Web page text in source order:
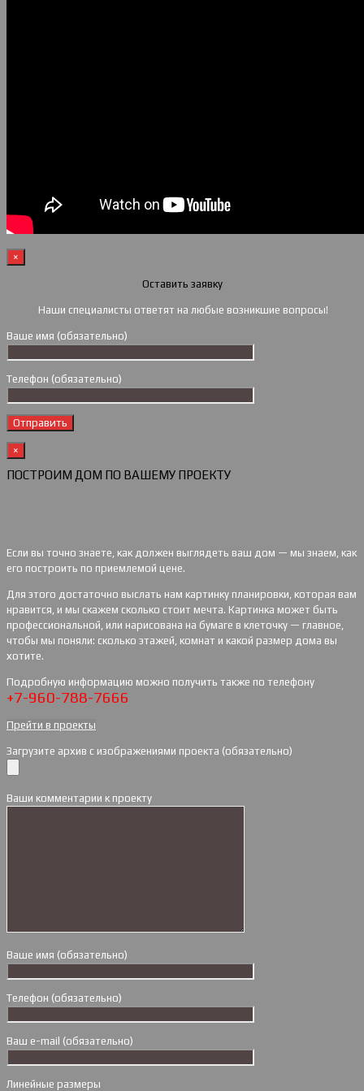
×
Оставить заявку
Наши специалисты ответят на любые возникшие вопросы!
Ваше имя (обязательно)
Телефон (обязательно)
×
ПОСТРОИМ ДОМ ПО ВАШЕМУ ПРОЕКТУ
Если вы точно знаете, как должен выглядеть ваш дом — мы знаем, как
его построить по приемлемой цене.
Для этого достаточно выслать нам картинку планировки, которая вам
нравится, и мы скажем сколько стоит мечта. Картинка может быть
профессиональной, или нарисована на бумаге в клеточку — главное,
чтобы мы поняли: сколько этажей, комнат и какой размер дома вы
хотите.
Подробную информацию можно получить также по телефону
+7-960-788-7666
Прейти в проекты
Загрузите архив с изображениями проекта (обязательно)
Ваши комментарии к проекту
Ваше имя (обязательно)
Телефон (обязательно)
Ваш e-mail (обязательно)
Линейные размеры